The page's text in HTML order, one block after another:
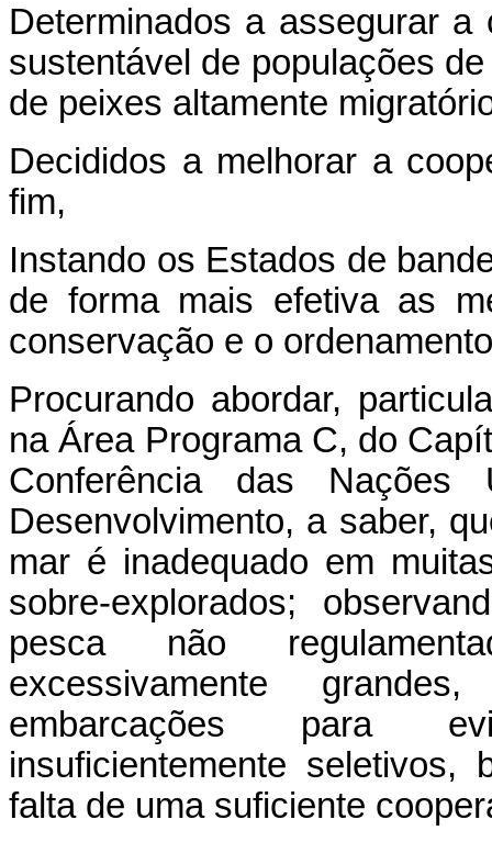
Determinados a assegurar
sustentável de populações
de peixes altamente
Decididos a melhorar a
fim,
Instando os Estados de
de forma mais efetiva as
conservação e o
Procurando abordar,
na Área Programa C, do
Conferência das
Desenvolvimento, a saber,
mar é inadequado em
sobre-explorados;
pesca não
excessivamente
embarcações para
insuficientemente
falta de uma suficiente